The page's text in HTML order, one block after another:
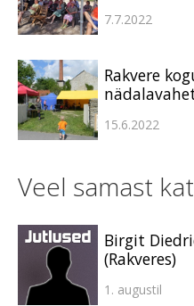
7.7.2022
Rakvere
15.6.2022
Veel samast
Birgit
(Rakveres)
1. augustil